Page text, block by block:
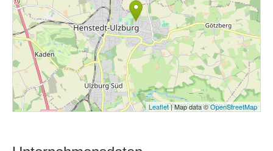
Leaflet| Map data ©OpenStreetMap